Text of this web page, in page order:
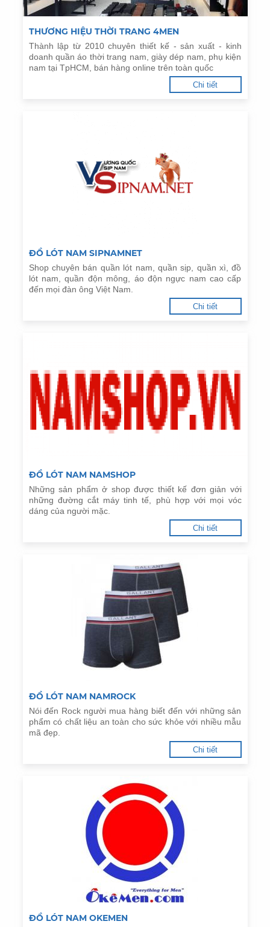
THƯƠNG HIỆU THỜI TRANG 4MEN
Thành lập từ 2010 chuyên thiết kế - sản xuất - kinh
doanh quần áo thời trang nam, giày dép nam, phụ kiện
nam tại TpHCM, bán hàng online trên toàn quốc
Chi tiết
ĐỒ LÓT NAM SIPNAMNET
Shop chuyên bán quần lót nam, quần sịp, quần xì, đồ
lót nam, quần độn mông, áo độn ngực nam cao cấp
đến mọi đàn ông Việt Nam.
Chi tiết
ĐỒ LÓT NAM NAMSHOP
Những sản phẩm ở shop được thiết kế đơn giản với
những đường cắt máy tinh tế, phù hợp với mọi vóc
dáng của người mặc.
Chi tiết
ĐỒ LÓT NAM NAMROCK
Nói đến Rock người mua hàng biết đến với những sản
phẩm có chất liệu an toàn cho sức khỏe với nhiều mẫu
mã đẹp.
Chi tiết
ĐỒ LÓT NAM OKEMEN